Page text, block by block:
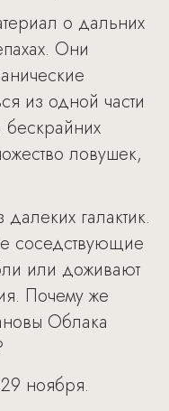
о дальних
Они
из одной части
ловушек,
галактик.
соседствующие
или доживают
Почему же
Облака
ноября.